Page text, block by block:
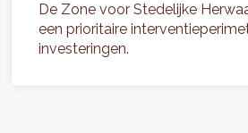
De Zone voor Stedelijke
een prioritaire
investeringen.